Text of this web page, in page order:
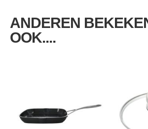
ANDEREN
OOK....